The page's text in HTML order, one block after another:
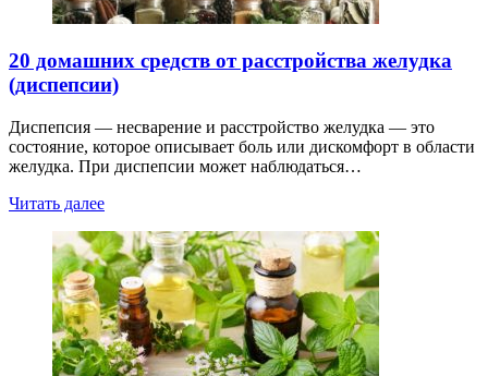
20 домашних средств от расстройства желудка
(диспепсии)
Диспепсия — несварение и расстройство желудка — это
состояние, которое описывает боль или дискомфорт в области
желудка. При диспепсии может наблюдаться…
Читать далее